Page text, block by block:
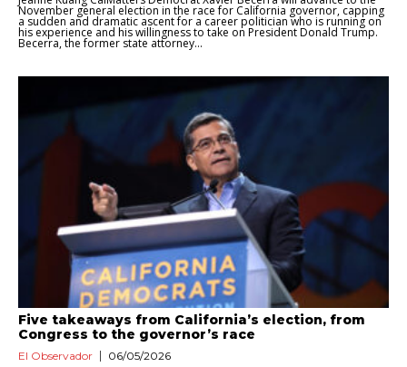
November general election in the race for California governor, capping
a sudden and dramatic ascent for a career politician who is running on
his experience and his willingness to take on President Donald Trump.
Becerra, the former state attorney...
Five takeaways from California’s election, from
Congress to the governor’s race
El Observador 06/05/2026